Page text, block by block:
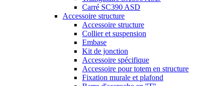
Carré SC390 ASD
Accessoire structure
Accessoire structure
Collier et suspension
Embase
Kit de jonction
Accessoire spécifique
Accessoire pour totem en structure
Fixation murale et plafond